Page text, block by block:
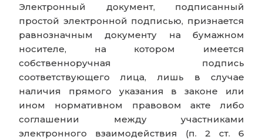
Электронный документ, подписанный
простой электронной подписью, признается
равнозначным документу на бумажном
носителе, на котором имеется
собственноручная подпись
соответствующего лица, лишь в случае
наличия прямого указания в законе или
ином нормативном правовом акте либо
соглашении между участниками
электронного взаимодействия (п. 2 ст. 6